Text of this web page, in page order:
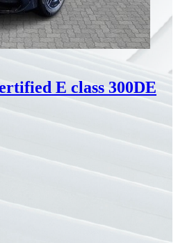
E class 300DE